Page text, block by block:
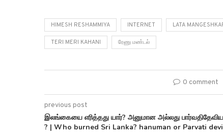
HIMESH RESHAMMIYA INTERNET LATA
TERI MERI KAHANI ரேணு மண்டல்
0 comment
previous post
இலங்கையை எரித்தது யார்? அனுமான அல்லது
? | Who burned Sri Lanka? hanuman or Parvati devi